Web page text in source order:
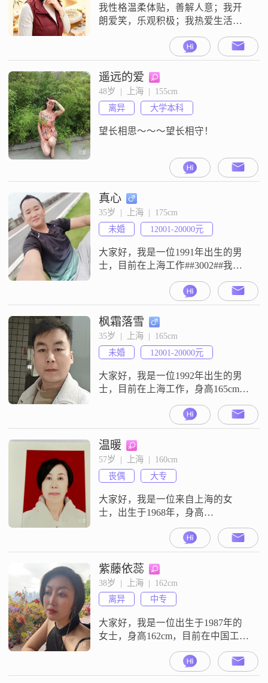
我性格温柔体贴，善解人意；我开
朗爱笑，乐观积极；我热爱生活，
真诚可靠；我希望能在这里遇到那
遥远的爱
48岁  |  上海  |  155cm
离异
大学本科
望长相思～～～望长相守！
真心
35岁  |  上海  |  175cm
未婚
12001-20000元
大家好，我是一位1991年出生的男
士，目前在上海工作##3002##我的
20000元之间##3002##虽然我的学历
是中专，但我一直保持着积极向上
的态度，在工作中不断学习和进步
##3002##我认为自己是一个稳重可
靠的人，做事认真负责，不会轻易
放弃##3002##在生活中，我性格乐
枫霜落雪
35岁  |  上海  |  165cm
未婚
12001-20000元
大家好，我是一位1992年出生的男
士，目前在上海工作，身高165cm，
##3002##我拥有大学本科学历，平
时喜欢看电影，也热爱规划自己的
未来##3002##我觉得自己是一个责
任感很强的人，无论是对工作还是
对生活，都会尽心尽力去做好
##3002##性格方面，我比较乐观积
极，外向健谈，
温暖
57岁  |  上海  |  160cm
丧偶
大专
大家好，我是一位来自上海的女
士，出生于1968年，身高
160cm##3002##我在上海有着稳定的
工作，月收入在12001到20000元之
间##3002##我拥有大专学历，在工
作中我一直保持着认真负责的态度
##3002##我觉得自己是一个善解人
意的人，能够理解和尊重他人的想
法和感受##3002##在生活中我比较
独立自信
紫藤依蕊
38岁  |  上海  |  162cm
离异
中专
大家好，我是一位出生于1987年的
女士，身高162cm，目前在中国工
作，月收入在12001到20000元之间
##3002##我拥有中专学历，虽然不
是很高，但我一直在努力提升自己